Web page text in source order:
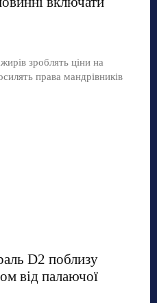
зроблять ціни на
права мандрівників
D2 поблизу
від палаючої